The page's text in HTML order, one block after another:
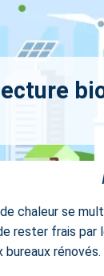
chaleur se
rester frais par
rénovés.